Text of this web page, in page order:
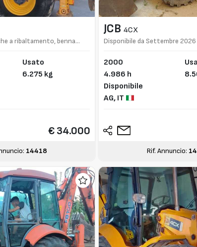
a ribaltamento, benna
Usato
6.275 kg
€ 34.000
14418
JCB 4CX
Disponibile da Settembre 2026
2000
4.986 h
Disponibile
AG, IT
Rif. Annuncio: